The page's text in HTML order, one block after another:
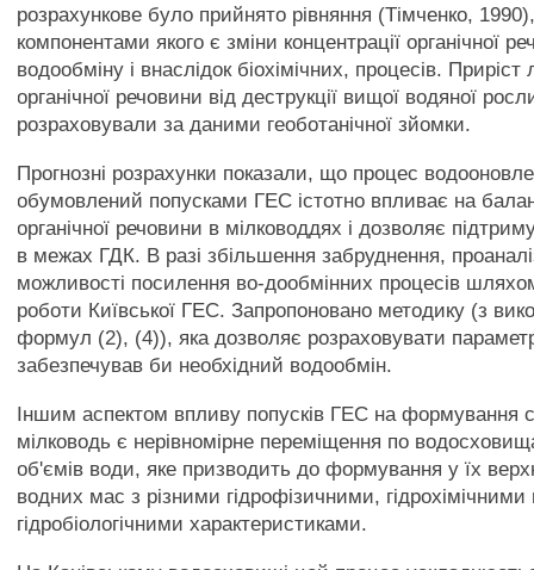
розрахункове було прийнято рівняння (Тімченко,
компонентами якого є зміни концентрації органічної
водообміну і внаслідок біохімічних, процесів. Приріст
органічної речовини від деструкції вищої водяної
розраховували за даними геоботанічної зйомки.
Прогнозні розрахунки показали, що процес
обумовлений попусками ГЕС істотно впливає на
органічної речовини в мілководдях і дозволяє
в межах ГДК. В разі збільшення забруднення,
можливості посилення во-дообмінних процесів
роботи Київської ГЕС. Запропоновано методику (з
формул (2), (4)), яка дозволяє розраховувати
забезпечував би необхідний водообмін.
Іншим аспектом впливу попусків ГЕС на формування
мілководь є нерівномірне переміщення по
об'ємів води, яке призводить до формування у їх
водних мас з різними гідрофізичними, гідрохімічними
гідробіологічними характеристиками.